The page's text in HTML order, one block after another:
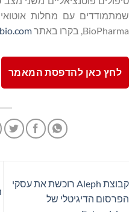
BioPharma, בקרו באתר
לחץ כאן להדפסת המאמר
קבוצת Aleph רוכשת את עסקי
הפרסום הדיגיטלי של